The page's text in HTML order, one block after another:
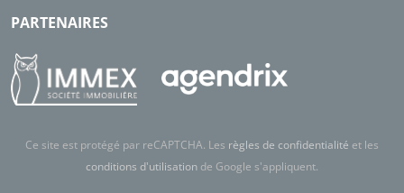
PARTENAIRES
Ce site est protégé par reCAPTCHA. Les règles de confidentialité et les
conditions d'utilisation de Google s'appliquent.